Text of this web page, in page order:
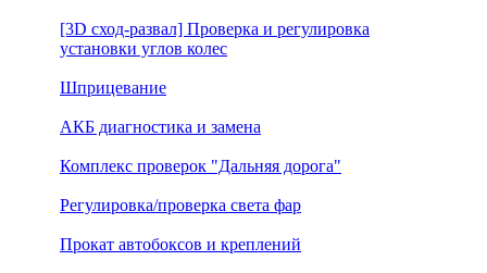
[3D сход-развал] Проверка и регулировка
установки углов колес
Шприцевание
АКБ диагностика и замена
Комплекс проверок "Дальняя дорога"
Регулировка/проверка света фар
Прокат автобоксов и креплений